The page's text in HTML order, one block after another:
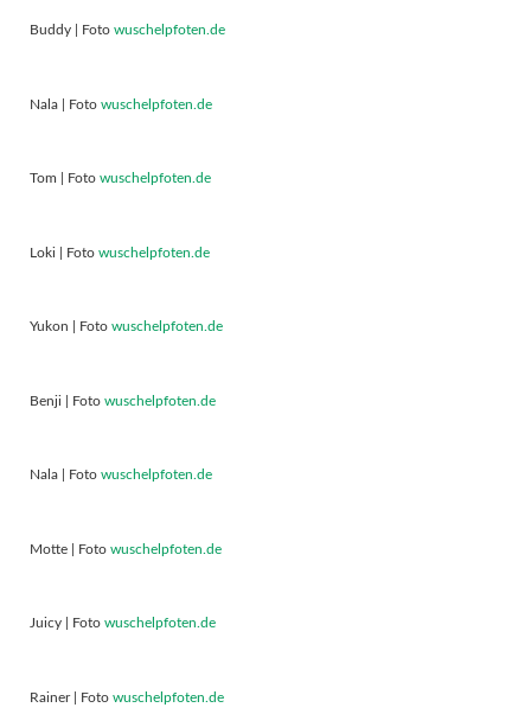
Buddy | Foto wuschelpfoten.de
Nala | Foto wuschelpfoten.de
Tom | Foto wuschelpfoten.de
Loki | Foto wuschelpfoten.de
Yukon | Foto wuschelpfoten.de
Benji | Foto wuschelpfoten.de
Nala | Foto wuschelpfoten.de
Motte | Foto wuschelpfoten.de
Juicy | Foto wuschelpfoten.de
Rainer | Foto wuschelpfoten.de